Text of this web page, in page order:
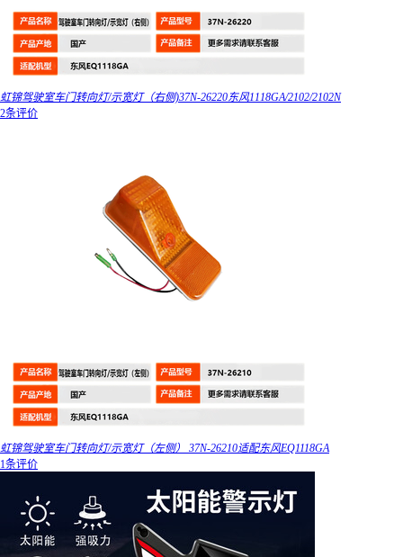
虹锦驾驶室车门转向灯/示宽灯（右侧)37N-26220东风1118GA/2102/2102N
2条评价
虹锦驾驶室车门转向灯/示宽灯（左侧） 37N-26210适配东风EQ1118GA
1条评价